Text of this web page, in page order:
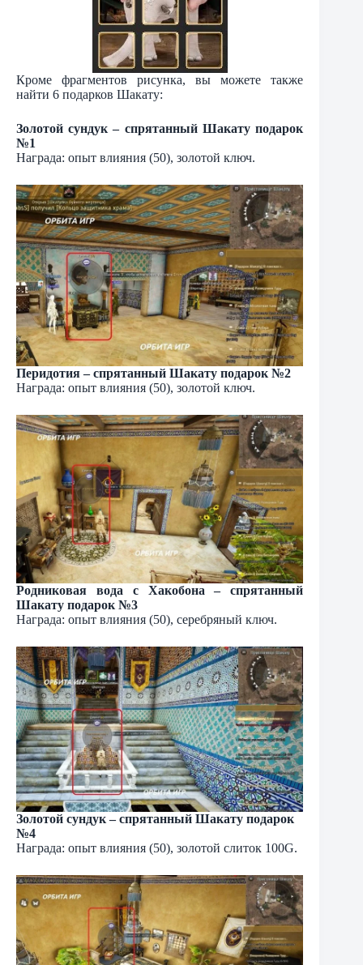
Кроме фрагментов рисунка, вы можете также
найти 6 подарков Шакату:
Золотой сундук – спрятанный Шакату подарок
№1
Награда: опыт влияния (50), золотой ключ.
Перидотия – спрятанный Шакату подарок №2
Награда: опыт влияния (50), золотой ключ.
Родниковая вода с Хакобона – спрятанный
Шакату подарок №3
Награда: опыт влияния (50), серебряный ключ.
Золотой сундук – спрятанный Шакату подарок
№4
Награда: опыт влияния (50), золотой слиток 100G.